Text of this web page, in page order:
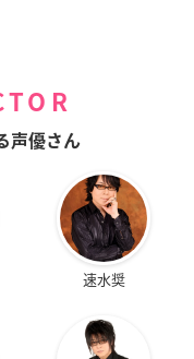
声優さん
速水奨